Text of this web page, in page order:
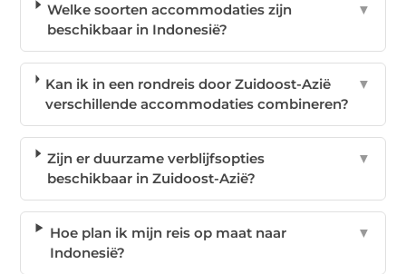
Welke soorten accommodaties zijn
beschikbaar in Indonesië?
▼
Kan ik in een rondreis door Zuidoost-Azië
verschillende accommodaties combineren?
▼
Zijn er duurzame verblijfsopties
beschikbaar in Zuidoost-Azië?
▼
Hoe plan ik mijn reis op maat naar
Indonesië?
▼